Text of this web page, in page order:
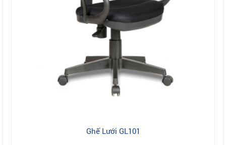
Ghế Lưới GL101